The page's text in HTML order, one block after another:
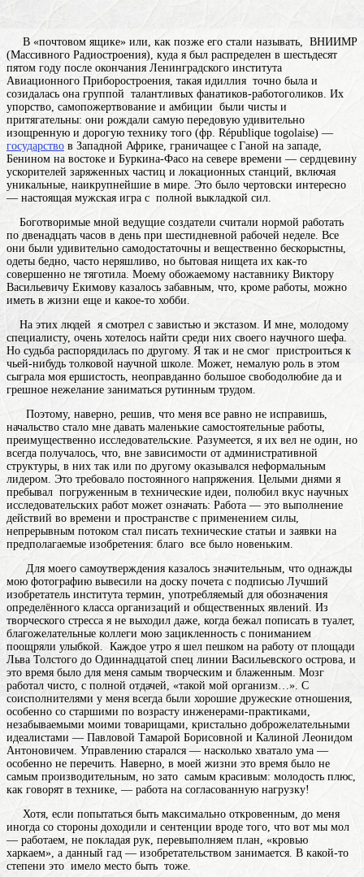
В «почтовом ящике» или, как позже его стали называть, ВНИИМР
(Массивного Радиостроения), куда я был распределен в шестьдесят
пятом году после окончания Ленинградского института
Авиационного Приборостроения, такая идиллия точно была и
созидалась она группой талантливых фанатиков-работоголиков. Их
упорство, самопожертвование и амбиции были чисты и
притягательны: они рождали самую передовую удивительно
изощренную и дорогую технику того (фр. République togolaise) —
государство в Западной Африке, граничащее с Ганой на западе,
Бенином на востоке и Буркина-Фасо на севере времени — сердцевину
ускорителей заряженных частиц и локационных станций, включая
уникальные, наикрупнейшие в мире. Это было чертовски интересно
— настоящая мужская игра с полной выкладкой сил.
Боготворимые мной ведущие создатели считали нормой работать
по двенадцать часов в день при шестидневной рабочей неделе. Все
они были удивительно самодостаточны и вещественно бескорыстны,
одеты бедно, часто неряшливо, но бытовая нищета их как-то
совершенно не тяготила. Моему обожаемому наставнику Виктору
Васильевичу Екимову казалось забавным, что, кроме работы, можно
иметь в жизни еще и какое-то хобби.
На этих людей я смотрел с завистью и экстазом. И мне, молодому
специалисту, очень хотелось найти среди них своего научного шефа.
Но судьба распорядилась по другому. Я так и не смог пристроиться к
чьей-нибудь толковой научной школе. Может, немалую роль в этом
сыграла моя ершистость, неоправданно большое свободолюбие да и
грешное нежелание заниматься рутинным трудом.
Поэтому, наверно, решив, что меня все равно не исправишь,
начальство стало мне давать маленькие самостоятельные работы,
преимущественно исследовательские. Разумеется, я их вел не один, но
всегда получалось, что, вне зависимости от административной
структуры, в них так или по другому оказывался неформальным
лидером. Это требовало постоянного напряжения. Целыми днями я
пребывал погруженным в технические идеи, полюбил вкус научных
исследовательских работ может означать: Работа — это выполнение
действий во времени и пространстве с применением силы
непрерывным потоком стал писать технические статьи и заявки на
предполагаемые изобретения: благо все было новеньким.
Для моего самоутверждения казалось значительным, что однажды
мою фотографию вывесили на доску почета с подписью Лучший
изобретатель института термин, употребляемый для обозначения
определённого класса организаций и общественных явлений . Из
творческого стресса я не выходил даже, когда бежал пописать в туалет,
благожелательные коллеги мою зацикленность с пониманием
поощряли улыбкой. Каждое утро я шел пешком на работу от площади
Льва Толстого до Одиннадцатой спец линии Васильевского острова, и
это время было для меня самым творческим и блаженным. Мозг
работал чисто, с полной отдачей, «такой мой организм…». С
соисполнителями у меня всегда были хорошие дружеские отношения,
особенно со старшими по возрасту инженерами-практиками,
незабываемыми моими товарищами, кристально доброжелательными
идеалистами — Павловой Тамарой Борисовной и Калиной Леонидом
Антоновичем. Управлению старался — насколько хватало ума —
особенно не перечить. Наверно, в моей жизни это время было не
самым производительным, но зато самым красивым: молодость плюс,
как говорят в технике, — работа на согласованную нагрузку!
Хотя, если попытаться быть максимально откровенным, до меня
иногда со стороны доходили и сентенции вроде того, что вот мы мол
— работаем, не покладая рук, перевыполняем план, «кровью
харкаем», а данный гад — изобретательством занимается. В какой-то
степени это имело место быть тоже.